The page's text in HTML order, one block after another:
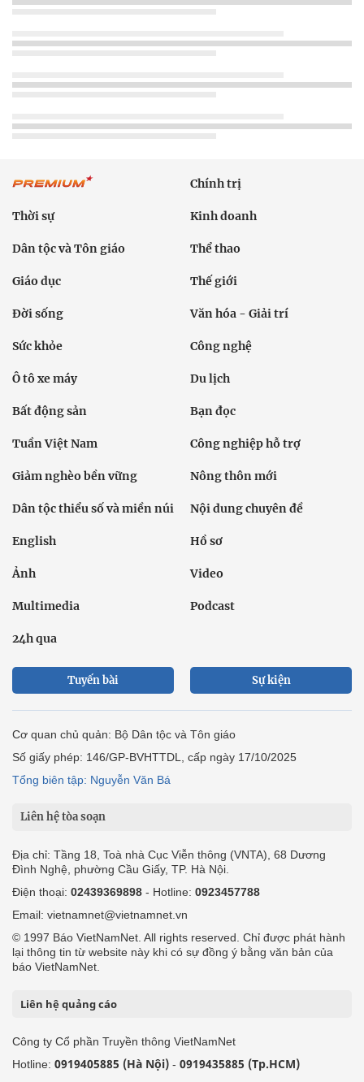
Chính trị
Thời sự Kinh doanh
Dân tộc và Tôn giáo Thể thao
Giáo dục Thế giới
Đời sống Văn hóa - Giải trí
Sức khỏe Công nghệ
Ô tô xe máy Du lịch
Bất động sản Bạn đọc
Tuần Việt Nam Công nghiệp hỗ trợ
Giảm nghèo bền vững Nông thôn mới
Dân tộc thiểu số và miền núi Nội dung chuyên đề
English Hồ sơ
Ảnh Video
Multimedia Podcast
24h qua
Tuyến bài Sự kiện
Cơ quan chủ quản: Bộ Dân tộc và Tôn giáo
Số giấy phép: 146/GP-BVHTTDL, cấp ngày 17/10/2025
Tổng biên tập: Nguyễn Văn Bá
Liên hệ tòa soạn
Địa chỉ: Tầng 18, Toà nhà Cục Viễn thông (VNTA), 68 Dương
Đình Nghệ, phường Cầu Giấy, TP. Hà Nội.
Điện thoại: 02439369898 - Hotline: 0923457788
Email: vietnamnet@vietnamnet.vn
© 1997 Báo VietNamNet. All rights reserved. Chỉ được phát hành
lại thông tin từ website này khi có sự đồng ý bằng văn bản của
báo VietNamNet.
Liên hệ quảng cáo
Công ty Cổ phần Truyền thông VietNamNet
Hotline: 0919405885 (Hà Nội) - 0919435885 (Tp.HCM)